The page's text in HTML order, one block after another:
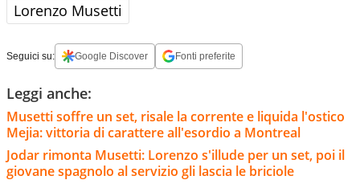
Lorenzo Musetti
Seguici su: Google Discover Fonti preferite
Leggi anche:
Musetti soffre un set, risale la corrente e liquida l'ostico
Mejia: vittoria di carattere all'esordio a Montreal
Jodar rimonta Musetti: Lorenzo s'illude per un set, poi il
giovane spagnolo al servizio gli lascia le briciole